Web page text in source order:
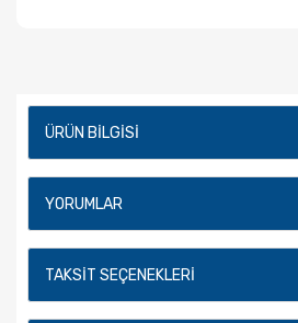
ÜRÜN BILGISI
YORUMLAR
TAKSIT SEÇENEKLERI